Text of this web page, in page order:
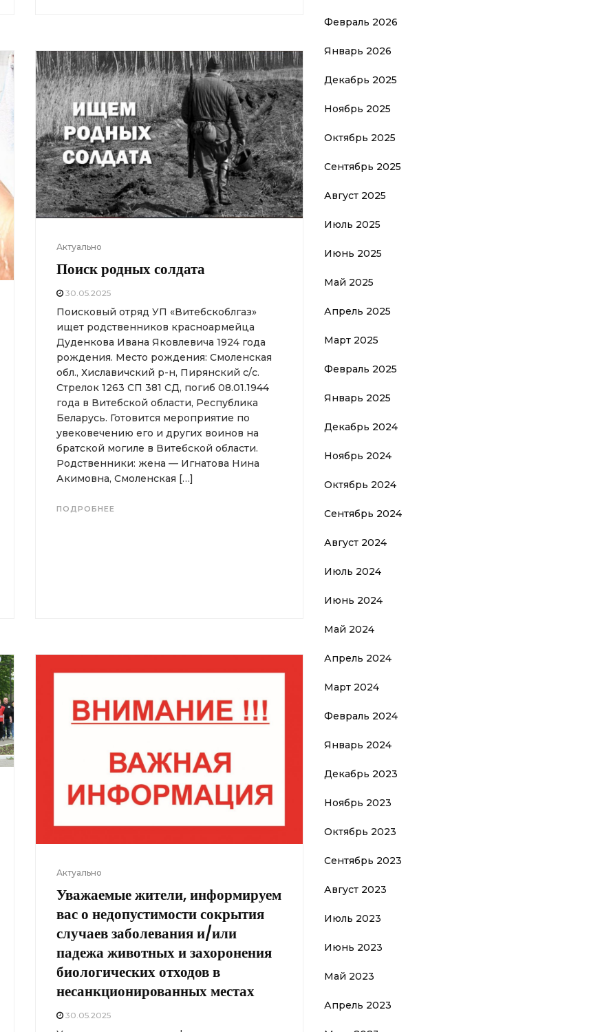
Актуально
Поиск родных солдата
30.05.2025
Поисковый отряд УП «Витебскоблгаз»
ищет родственников красноармейца
Дуденкова Ивана Яковлевича 1924 года
рождения. Место рождения: Смоленская
обл., Хиславичский р-н, Пирянский с/с.
Стрелок 1263 СП 381 СД, погиб 08.01.1944
года в Витебской области, Республика
Беларусь. Готовится мероприятие по
увековечению его и других воинов на
братской могиле в Витебской области.
Родственники: жена — Игнатова Нина
Акимовна, Смоленская […]
ПОДРОБНЕЕ
Актуально
Уважаемые жители, информируем
вас о недопустимости сокрытия
случаев заболевания и/или
падежа животных и захоронения
биологических отходов в
несанкционированных местах
30.05.2025
Февраль 2026
Январь 2026
Декабрь 2025
Ноябрь 2025
Октябрь 2025
Сентябрь 2025
Август 2025
Июль 2025
Июнь 2025
Май 2025
Апрель 2025
Март 2025
Февраль 2025
Январь 2025
Декабрь 2024
Ноябрь 2024
Октябрь 2024
Сентябрь 2024
Август 2024
Июль 2024
Июнь 2024
Май 2024
Апрель 2024
Март 2024
Февраль 2024
Январь 2024
Декабрь 2023
Ноябрь 2023
Октябрь 2023
Сентябрь 2023
Август 2023
Июль 2023
Июнь 2023
Май 2023
Апрель 2023